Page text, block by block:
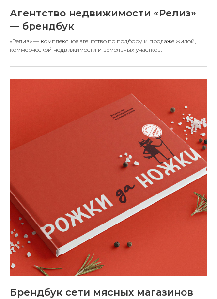
Агентство недвижимости «Релиз»
— брендбук
«Релиз» — комплексное агентство по подбору и продаже жилой,
коммерческой недвижимости и земельных участков.
Брендбук сети мясных магазинов